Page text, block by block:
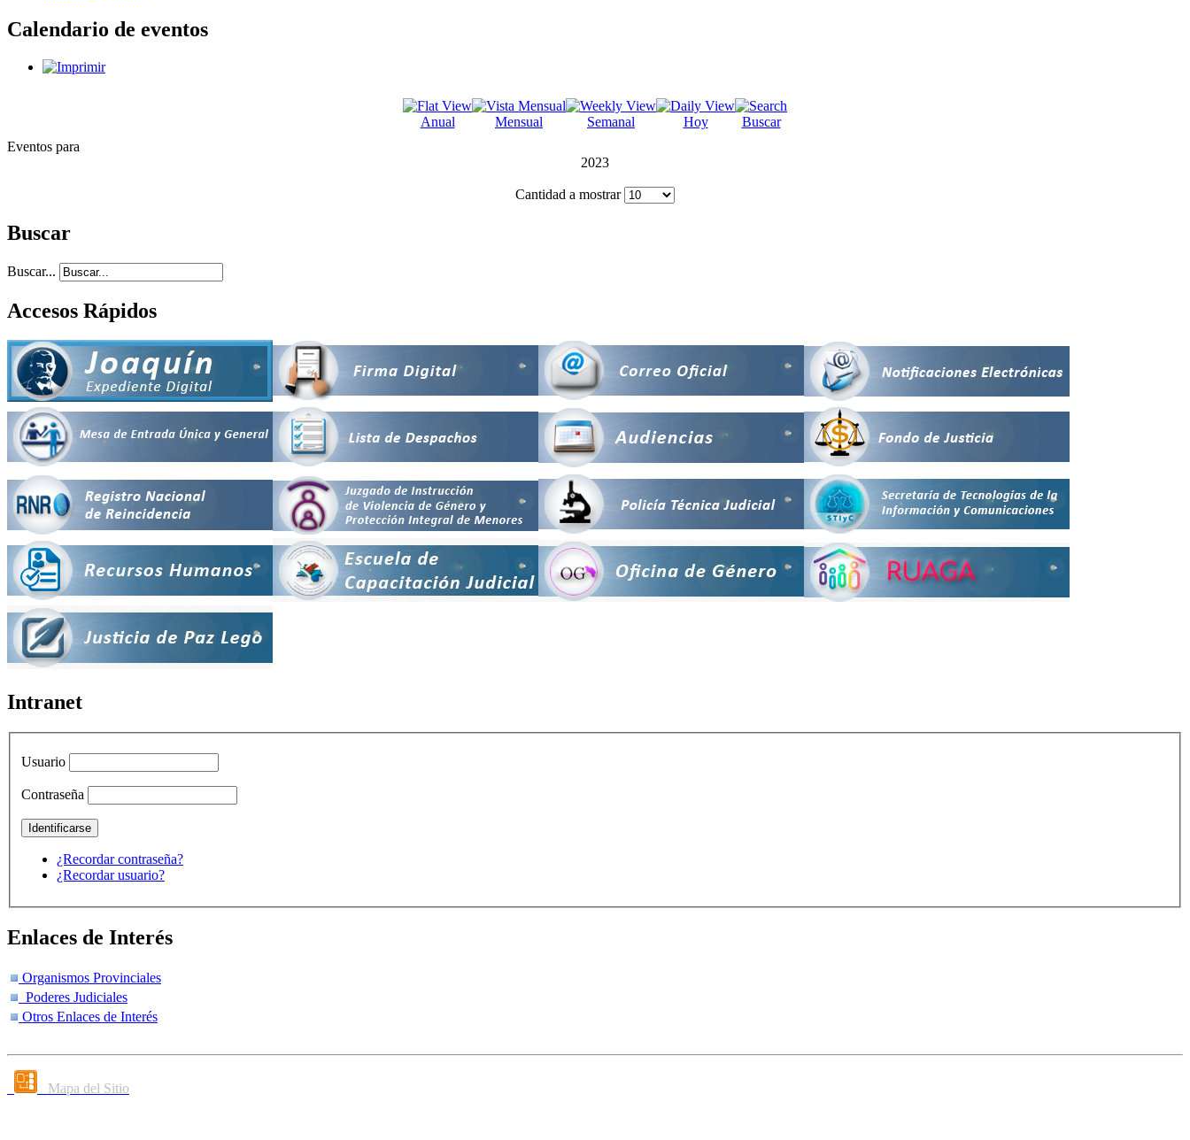
Calendario de eventos
Anual Mensual Semanal Hoy
Buscar
Eventos para
2023
Cantidad a mostrar
Buscar
Buscar...
Accesos Rápidos
Intranet
Usuario
Contraseña
¿Recordar contraseña?
¿Recordar usuario?
Enlaces de Interés
Organismos Provinciales
Poderes Judiciales
Otros Enlaces de Interés
Mapa del Sitio